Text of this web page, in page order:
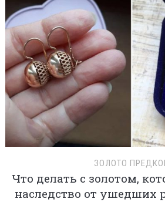
ЗОЛОТО
Что делать с золотом,
наследство от ушедших